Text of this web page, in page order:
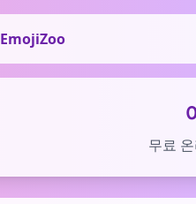
EmojiZoo
무료